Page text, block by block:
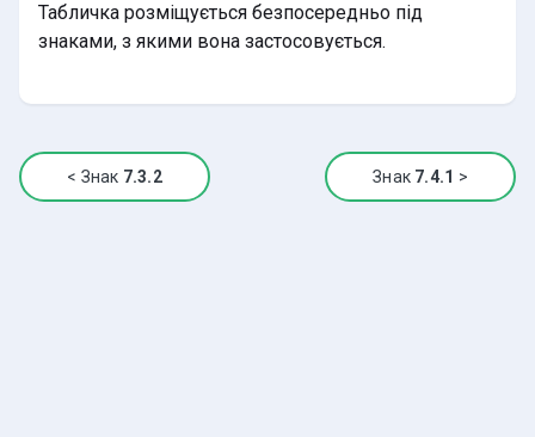
Табличка розміщується безпосередньо під
знаками, з якими вона застосовується.
< Знак 7.3.2 Знак 7.4.1 >